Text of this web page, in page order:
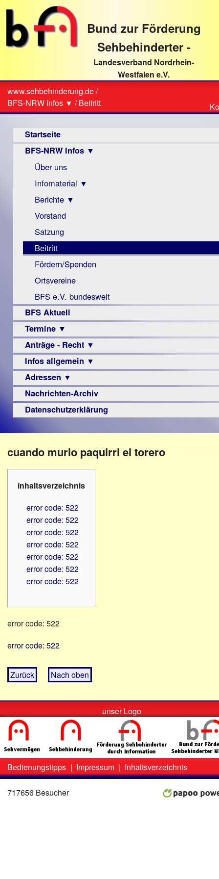
direkt
Textinhalt
Bund zur Förderung
Sehbehinderter -
Landesverband Nordrhein-
Westfalen e.V.
Sie
sind
hier
www.sehbehinderung.de/
BFS-NRW Infos ▼ /Beitritt
Startseite
BFS-NRW Infos ▼
Über uns
Infomaterial ▼
Visus
Zeitschrift
Monokular
Mac
Instagram-
Links
Berichte ▼
Archiv
Berichte
Vorstand
Satzung
Beitritt
Fördern/Spenden
Ortsvereine
BFS e.V. bundesweit
BFS Aktuell
Termine ▼
Veranstaltungsprogramme
Anträge - Recht ▼
Archiv
Urteile
Infos allgemein ▼
Sehbehinderung
Frühförderung
Schule
–
Beruf
Hilfsmittel
-
PC
Adressen ▼
Augenoptiker
Berufsbildungswerke
Hörbüchereien
Reha-
Lehrer
Verbände
Nachrichten-Archiv
Datenschutzerklärung
cuando murio paquirri el torero
inhaltsverzeichnis
error code: 522
error code: 522
error code: 522
error code: 522
error code: 522
error code: 522
error code: 522
error code: 522
error code: 522
Zurück Nach oben
unser Logo
Zweit-
Menü
Bedienungstipps | Impressum | Inhaltsverzeichnis
717656 Besucher